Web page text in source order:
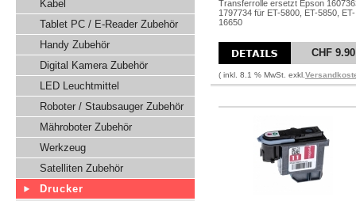
Kabel
Tablet PC / E-Reader Zubehör
Handy Zubehör
Digital Kamera Zubehör
LED Leuchtmittel
Roboter / Staubsauger Zubehör
Mähroboter Zubehör
Werkzeug
Satelliten Zubehör
Drucker
Transferrolle ersetzt Epson
1797734 für ET-5800, ET-5850, ET-
16650
CHF 9.90
( inkl. 8.1 % MwSt. exkl.